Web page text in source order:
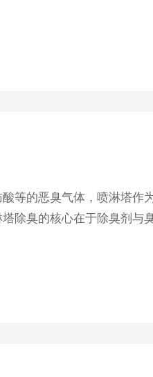
等的恶臭气体，喷淋塔作
除臭的核心在于除臭剂与